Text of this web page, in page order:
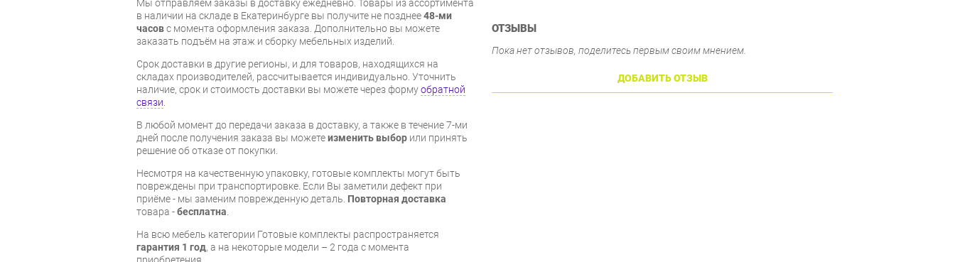
Мы отправляем заказы в доставку ежедневно. Товары из ассортимента
в наличии на складе в Екатеринбурге вы получите не позднее48-ми
часовс момента оформления заказа. Дополнительно вы можете
заказать подъём на этаж и сборку мебельных изделий.
Срок доставки в другие регионы, и для товаров, находящихся на
складах производителей, рассчитывается индивидуально. Уточнить
наличие, срок и стоимость доставки вы можете через формуобратной
связи.
В любой момент до передачи заказа в доставку, а также в течение 7-ми
дней после получения заказа вы можетеизменить выбор или принять
решение об отказе от покупки.
Несмотря на качественную упаковку, готовые комплекты могут быть
повреждены при транспортировке. Если Вы заметили дефект при
приёме - мы заменим поврежденную деталь. Повторная доставка
товара -бесплатна.
На всю мебель категории Готовые комплекты распространяется
гарантия 1 год, а на некоторые модели – 2 года с момента
ОТЗЫВЫ
Пока нет отзывов, поделитесь первым своим мнением.
ДОБАВИТЬ ОТЗЫВ